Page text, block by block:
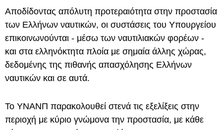
Αποδίδοντας απόλυτη προτεραιότητα στην προστασία
των Ελλήνων ναυτικών, οι συστάσεις του Υπουργείου
επικοινωνούνται - μέσω των ναυτιλιακών φορέων -
και στα ελληνόκτητα πλοία με σημαία άλλης χώρας,
δεδομένης της πιθανής απασχόλησης Ελλήνων
ναυτικών και σε αυτά.
Το ΥΝΑΝΠ παρακολουθεί στενά τις εξελίξεις στην
περιοχή με κύριο γνώμονα την προστασία, με κάθε